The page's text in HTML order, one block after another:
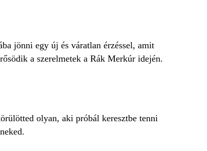
jönni egy új és váratlan érzéssel, amit
a szerelmetek a Rák Merkúr idején.
olyan, aki próbál keresztbe tenni